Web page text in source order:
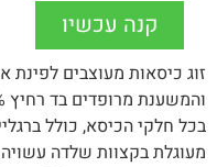
קנה עכשיו
בכל חלקי הכיסא, כולל
מעוגלת בקצוות שלדה עשויה